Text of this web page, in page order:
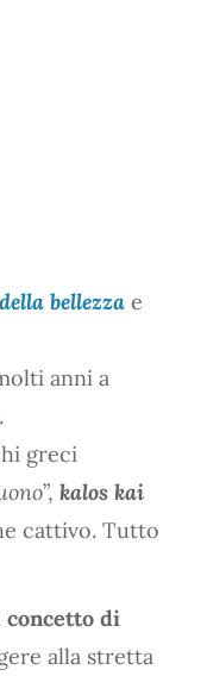
bellezza e
anni a
.
greci
”, kalos kai
cattivo. Tutto
concetto di
alla stretta